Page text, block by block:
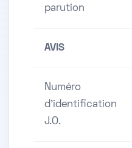
parution
AVIS
Numéro
d'identification
J.O.